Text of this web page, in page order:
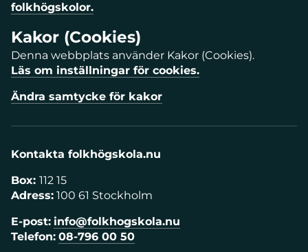
folkhögskolor.
Kakor (Cookies)
Denna webbplats använder Kakor (Cookies).
Läs om inställningar för cookies.
Ändra samtycke för kakor
Kontakta folkhögskola.nu
Box: 112 15
Adress: 100 61 Stockholm
E-post: info@folkhogskola.nu
Telefon: 08-796 00 50